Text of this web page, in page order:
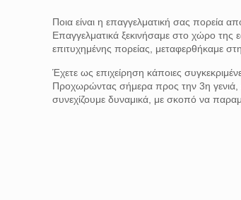
Ποια είναι η επαγγελματική σας πορεία
Επαγγελματικά ξεκινήσαμε στο χώρο
επιτυχημένης πορείας, μεταφερθήκαμε
Έχετε ως επιχείρηση κάποιες
Προχωρώντας σήμερα προς την 3η γενιά,
συνεχίζουμε δυναμικά, με σκοπό να